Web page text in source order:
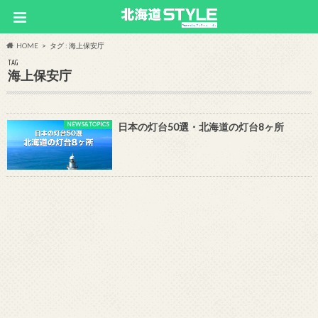
HOME タグ : 海上保安庁
TAG
海上保安庁
NEWS&TOPICS 日本の灯台50選・北海道の灯台8ヶ所